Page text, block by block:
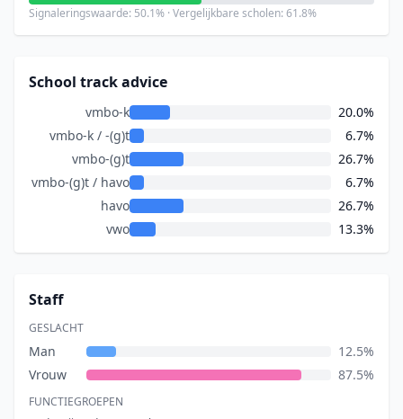
Signaleringswaarde: 50.1% · Vergelijkbare scholen: 61.8%
School track advice
vmbo-k
20.0%
vmbo-k / -(g)t
6.7%
vmbo-(g)t
26.7%
vmbo-(g)t / havo
6.7%
havo
26.7%
vwo
13.3%
Staff
GESLACHT
Man
12.5%
Vrouw
87.5%
FUNCTIEGROEPEN